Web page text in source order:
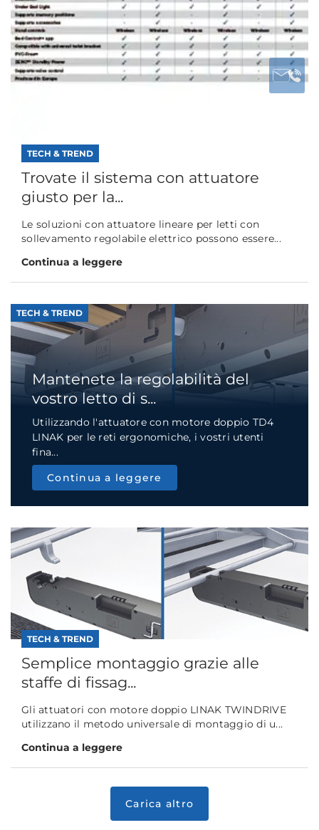
TECH & TREND
Trovate il sistema con attuatore
giusto per la...
Le soluzioni con attuatore lineare per letti con
sollevamento regolabile elettrico possono essere...
Continua a leggere
TECH & TREND
Mantenete la regolabilità del
vostro letto di s...
Utilizzando l'attuatore con motore doppio TD4
LINAK per le reti ergonomiche, i vostri utenti
fina...
Continua a leggere
TECH & TREND
Semplice montaggio grazie alle
staffe di fissag...
Gli attuatori con motore doppio LINAK TWINDRIVE
utilizzano il metodo universale di montaggio di u...
Continua a leggere